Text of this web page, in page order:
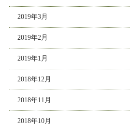
2019年3月
2019年2月
2019年1月
2018年12月
2018年11月
2018年10月